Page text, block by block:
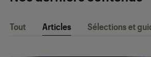
Tout Articles Sélections et